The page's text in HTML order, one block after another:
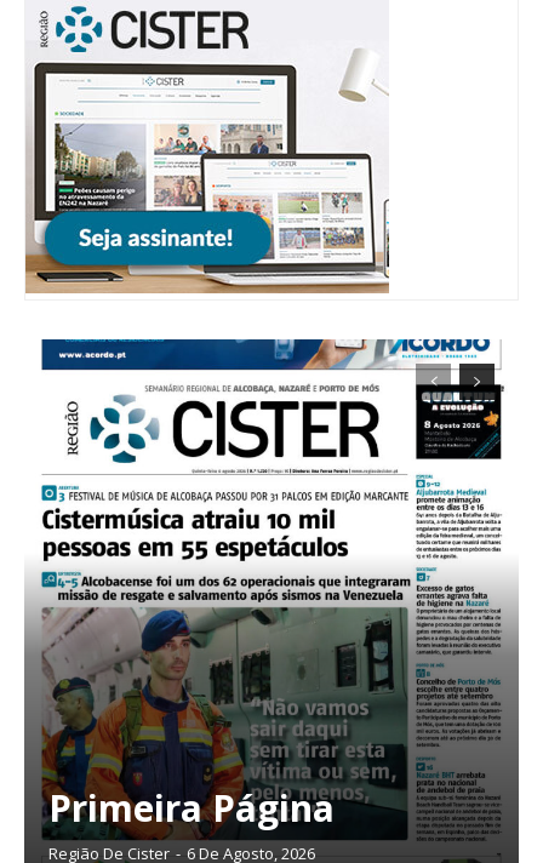
Planos de Assinatura
Faça-se assinante do Região de Cister e ajude-nos a manter este serviço
público!
Primeira Página
Região De Cister - 6 De Agosto, 2026